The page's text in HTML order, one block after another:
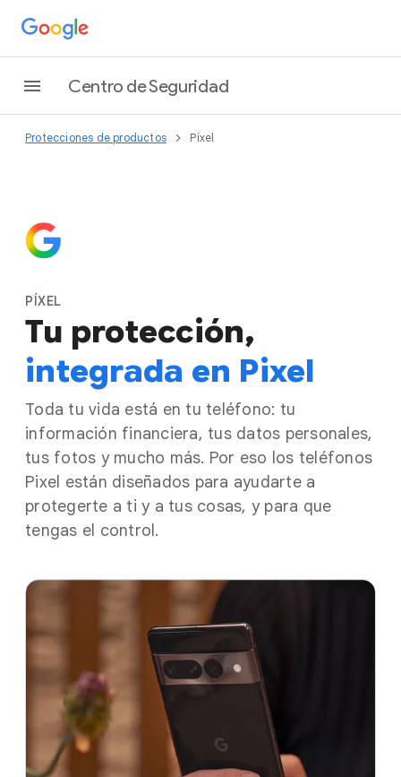
Centro de Seguridad
Protecciones de productos Píxel
PÍXEL
Tu protección,
integrada en Pixel
Toda tu vida está en tu teléfono: tu
información financiera, tus datos personales,
tus fotos y mucho más. Por eso los teléfonos
Pixel están diseñados para ayudarte a
protegerte a ti y a tus cosas, y para que
tengas el control.